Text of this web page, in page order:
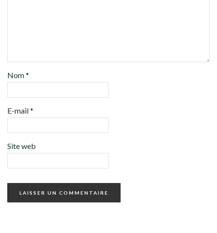
Nom*
E-mail*
Site web